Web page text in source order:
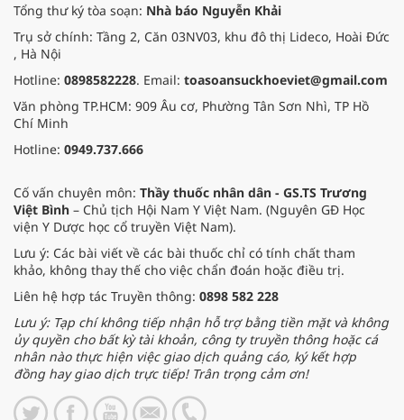
Tổng thư ký tòa soạn: Nhà báo Nguyễn Khải
Trụ sở chính: Tầng 2, Căn 03NV03, khu đô thị Lideco, Hoài Đức
, Hà Nội
Hotline: 0898582228. Email: toasoansuckhoeviet@gmail.com
Văn phòng TP.HCM: 909 Âu cơ, Phường Tân Sơn Nhì, TP Hồ
Chí Minh
Hotline: 0949.737.666
Cố vấn chuyên môn: Thầy thuốc nhân dân - GS.TS Trương
Việt Bình – Chủ tịch Hội Nam Y Việt Nam. (Nguyên GĐ Học
viện Y Dược học cổ truyền Việt Nam).
Lưu ý: Các bài viết về các bài thuốc chỉ có tính chất tham
khảo, không thay thế cho việc chẩn đoán hoặc điều trị.
Liên hệ hợp tác Truyền thông: 0898 582 228
Lưu ý: Tạp chí không tiếp nhận hỗ trợ bằng tiền mặt và không
ủy quyền cho bất kỳ tài khoản, công ty truyền thông hoặc cá
nhân nào thực hiện việc giao dịch quảng cáo, ký kết hợp
đồng hay giao dịch trực tiếp! Trân trọng cảm ơn!